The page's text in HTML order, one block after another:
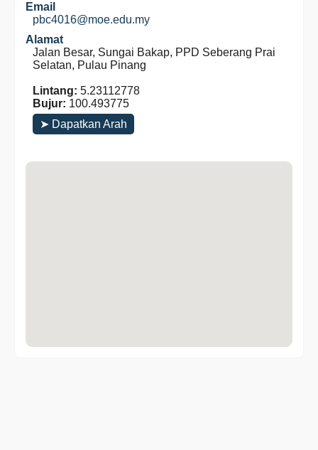
Email
pbc4016@moe.edu.my
Alamat
Jalan Besar, Sungai Bakap, PPD Seberang Prai
Selatan, Pulau Pinang
Lintang: 5.23112778
Bujur: 100.493775
➤ Dapatkan Arah